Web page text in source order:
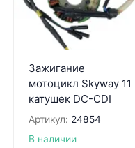
Зажигание
мотоцикл Skyway 11
катушек DC-CDI
Артикул: 24854
В наличии